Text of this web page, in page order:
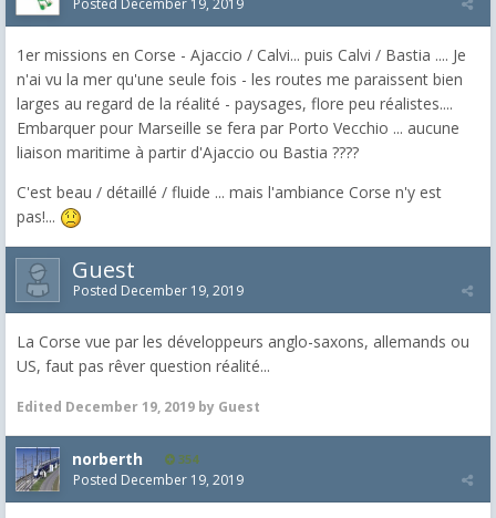
1er missions en Corse - Ajaccio / Calvi... puis Calvi / Bastia .... Je
n'ai vu la mer qu'une seule fois - les routes me paraissent bien
larges au regard de la réalité - paysages, flore peu réalistes....
Embarquer pour Marseille se fera par Porto Vecchio ... aucune
liaison maritime à partir d'Ajaccio ou Bastia ????
C'est beau / détaillé / fluide ... mais l'ambiance Corse n'y est
pas!...
Guest
Posted December 19, 2019
La Corse vue par les développeurs anglo-saxons, allemands ou
US, faut pas rêver question réalité...
Edited December 19, 2019 by Guest
norberth 354
Posted December 19, 2019